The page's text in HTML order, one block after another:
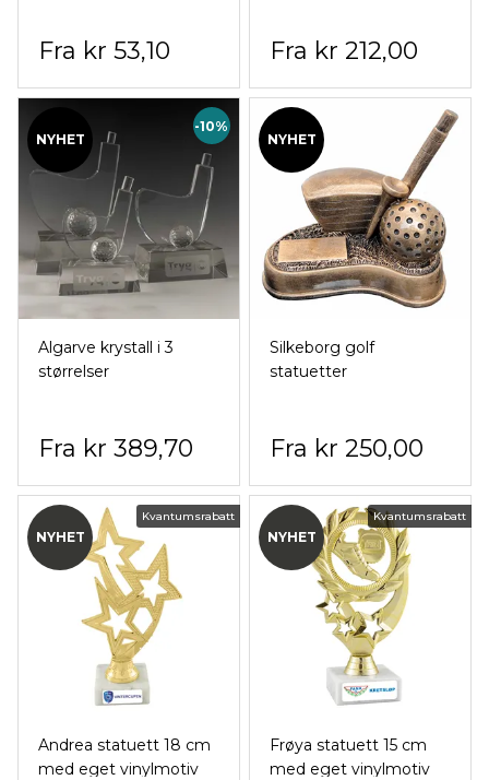
kr 53,10 kr 212,00
NYHET
Algarve krystall i 3
størrelser
-10%
kr 389,70
NYHET
Silkeborg golf
statuetter
kr 250,00
NYHET
Kvantumsrabatt
Andrea statuett 18 cm
med eget vinylmotiv
NYHET
Kvantumsrabatt
Frøya statuett 15 cm
med eget vinylmotiv